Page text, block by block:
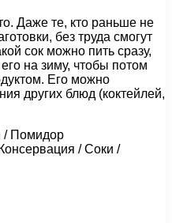
Даже те, кто раньше не
без труда смогут
сок можно пить сразу,
на зиму, чтобы потом
Его можно
других блюд (коктейлей,
/ Помидор
/ Соки /